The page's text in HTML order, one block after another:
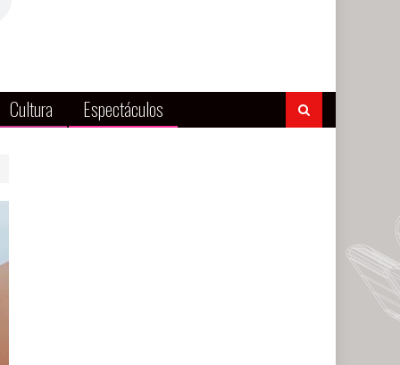
Cultura Espectáculos